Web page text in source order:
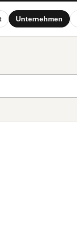
Unternehmen